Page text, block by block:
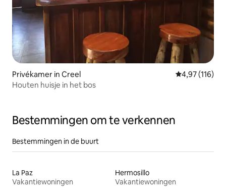
Privékamer in Creel Gemiddelde
4,97 (116)
Houten huisje in het bos
Bestemmingen om te verkennen
Bestemmingen in de buurt
La Paz
Vakantiewoningen
Hermosillo
Vakantiewoningen